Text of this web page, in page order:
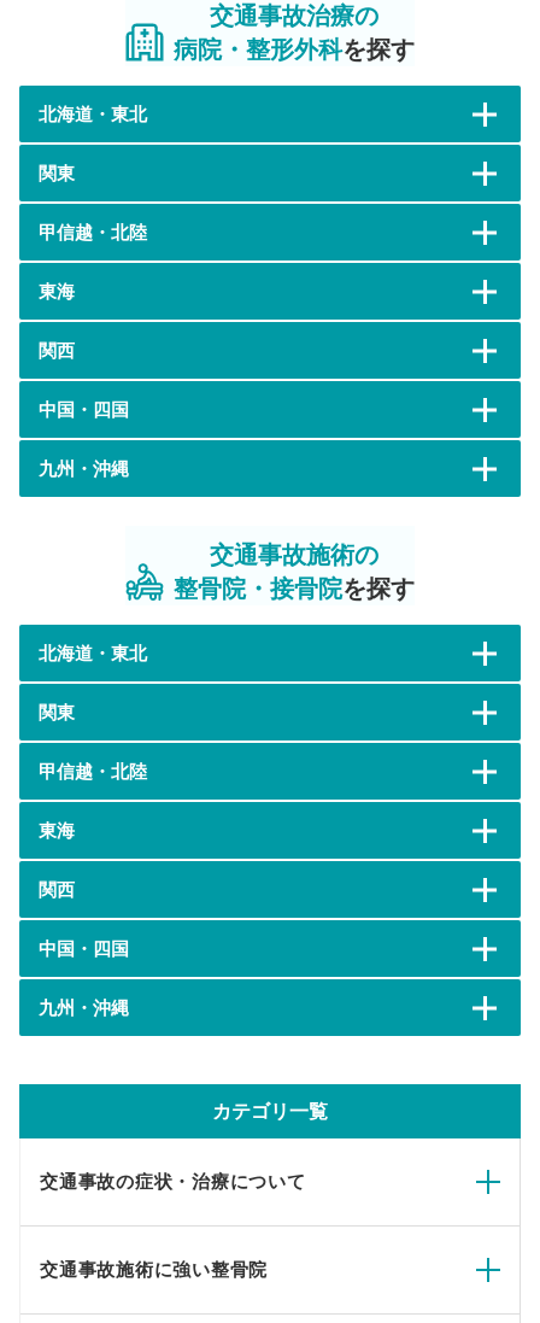
交通事故治療の
病院・整形外科を探す
北海道・東北
関東
甲信越・北陸
東海
関西
中国・四国
九州・沖縄
交通事故施術の
整骨院・接骨院を探す
北海道・東北
関東
甲信越・北陸
東海
関西
中国・四国
九州・沖縄
カテゴリ一覧
交通事故の症状・治療について
交通事故施術に強い整骨院